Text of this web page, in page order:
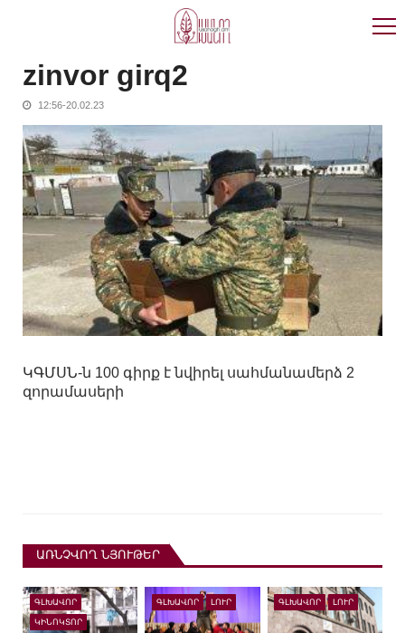
zinvor girq2
12:56-20.02.23
ԿԳՄՍՆ-ն 100 գիրք է նվիրել սահմանամերձ 2
զորամասերի
ԱՌՆՉՎՈՂ ՆՅՈՒԹԵՐ
ԳԼԽԱՎՈՐ
ԿԻՆՈԿՏՈՐ
ԳԼԽԱՎՈՐ ԼՈՒՐ ԳԼԽԱՎՈՐ ԼՈՒՐ